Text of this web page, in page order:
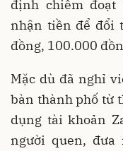
định chiếm
nhận tiền để đổi
đồng, 100.000
Mặc dù đã nghỉ
bàn thành phố từ
dụng tài khoản
người quen,